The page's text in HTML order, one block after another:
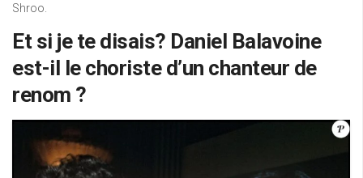
Shroo.
Et si je te disais? Daniel Balavoine
est-il le choriste d’un chanteur de
renom ?